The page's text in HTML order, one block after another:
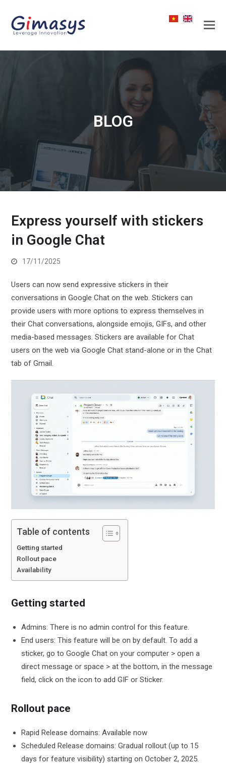
BLOG
Express yourself with stickers
in Google Chat
17/11/2025
Users can now send expressive stickers in their
conversations in Google Chat on the web. Stickers can
provide users with more options to express themselves in
their Chat conversations, alongside emojis, GIFs, and other
media-based messages. Stickers are available for Chat
users on the web via Google Chat stand-alone or in the Chat
tab of Gmail.
Table of contents
Getting started
Rollout pace
Availability
Getting started
Admins: There is no admin control for this feature.
End users: This feature will be on by default. To add a
sticker, go to Google Chat on your computer > open a
direct message or space > at the bottom, in the message
field, click on the icon to add GIF or Sticker.
Rollout pace
Rapid Release domains: Available now
Scheduled Release domains: Gradual rollout (up to 15
days for feature visibility) starting on October 2, 2025.